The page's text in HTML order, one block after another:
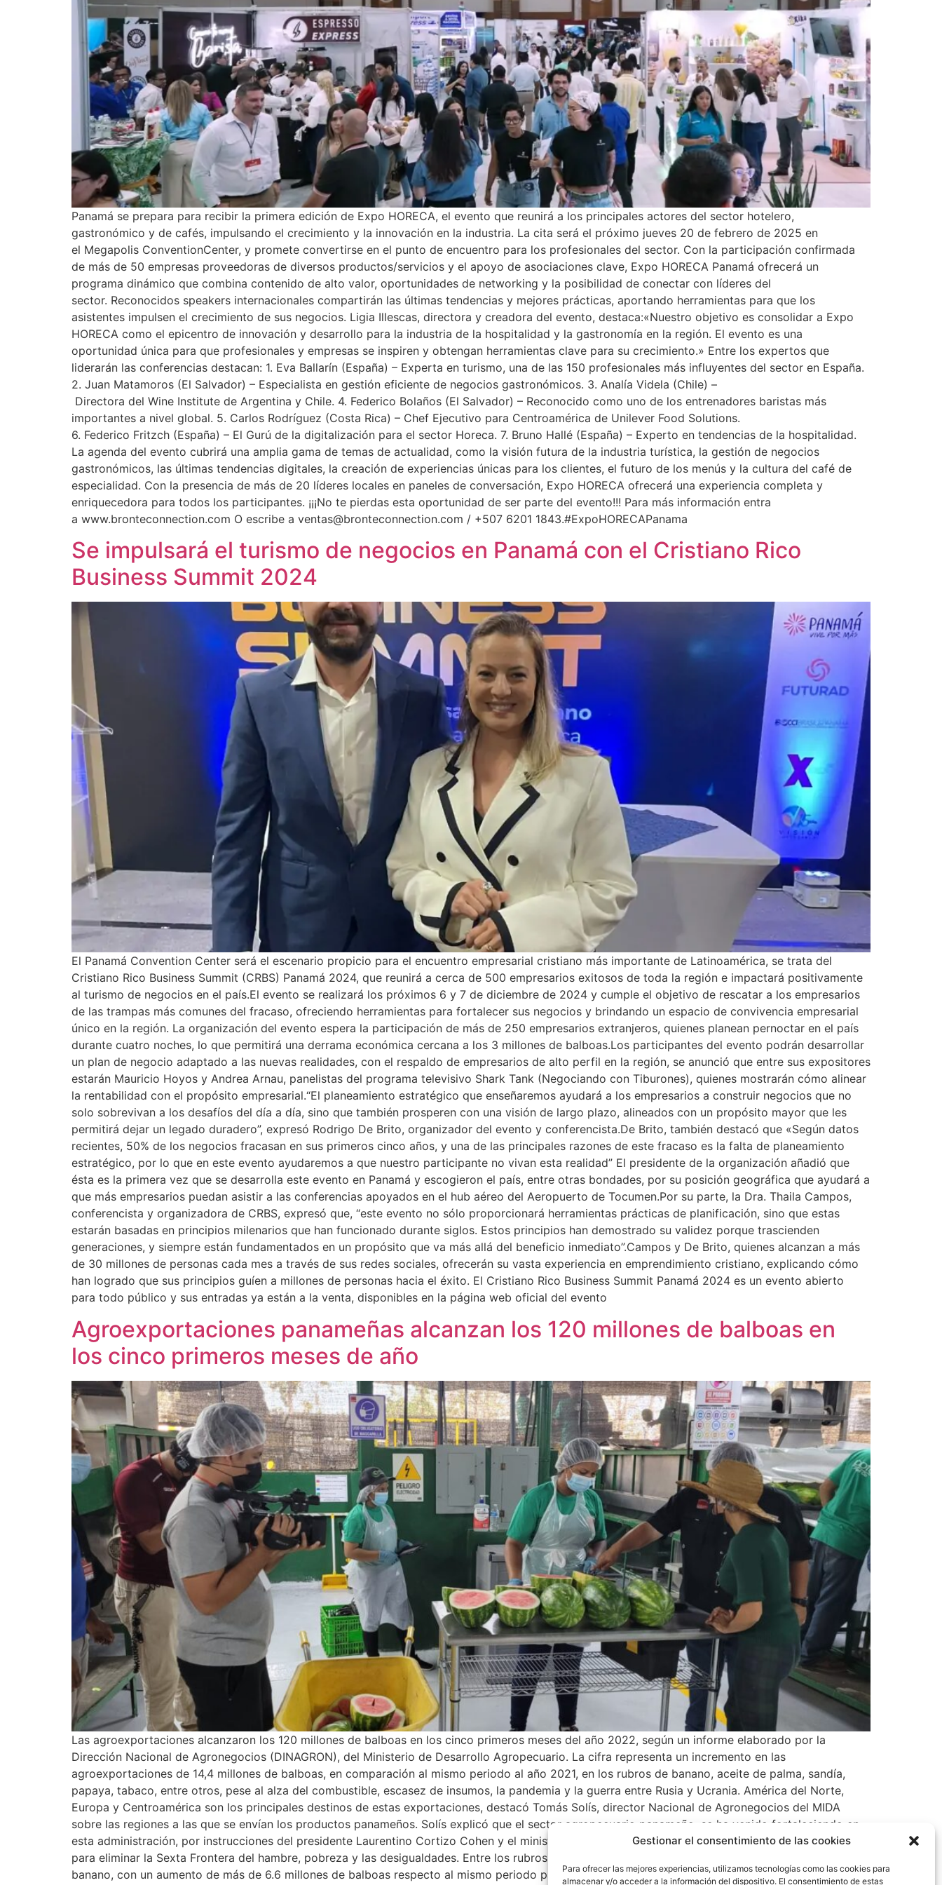
Gestionar el consentimiento de las cookies
Para ofrecer las mejores experiencias, utilizamos tecnologías como las cookies para
almacenar y/o acceder a la información del dispositivo. El consentimiento de estas
Panamá se prepara para recibir la primera edición de Expo HORECA, el evento que reunirá a los principales actores del sector hotelero,
gastronómico y de cafés, impulsando el crecimiento y la innovación en la industria. La cita será el próximo jueves 20 de febrero de 2025 en
el Megapolis ConventionCenter, y promete convertirse en el punto de encuentro para los profesionales del sector. Con la participación confirmada
de más de 50 empresas proveedoras de diversos productos/servicios y el apoyo de asociaciones clave, Expo HORECA Panamá ofrecerá un
programa dinámico que combina contenido de alto valor, oportunidades de networking y la posibilidad de conectar con líderes del
sector. Reconocidos speakers internacionales compartirán las últimas tendencias y mejores prácticas, aportando herramientas para que los
asistentes impulsen el crecimiento de sus negocios. Ligia Illescas, directora y creadora del evento, destaca:«Nuestro objetivo es consolidar a Expo
HORECA como el epicentro de innovación y desarrollo para la industria de la hospitalidad y la gastronomía en la región. El evento es una
oportunidad única para que profesionales y empresas se inspiren y obtengan herramientas clave para su crecimiento.» Entre los expertos que
liderarán las conferencias destacan: 1. Eva Ballarín (España) – Experta en turismo, una de las 150 profesionales más influyentes del sector en España.
2. Juan Matamoros (El Salvador) – Especialista en gestión eficiente de negocios gastronómicos. 3. Analía Videla (Chile) –
Directora del Wine Institute de Argentina y Chile. 4. Federico Bolaños (El Salvador) – Reconocido como uno de los entrenadores baristas más
importantes a nivel global. 5. Carlos Rodríguez (Costa Rica) – Chef Ejecutivo para Centroamérica de Unilever Food Solutions.
6. Federico Fritzch (España) – El Gurú de la digitalización para el sector Horeca. 7. Bruno Hallé (España) – Experto en tendencias de la hospitalidad.
La agenda del evento cubrirá una amplia gama de temas de actualidad, como la visión futura de la industria turística, la gestión de negocios
gastronómicos, las últimas tendencias digitales, la creación de experiencias únicas para los clientes, el futuro de los menús y la cultura del café de
especialidad. Con la presencia de más de 20 líderes locales en paneles de conversación, Expo HORECA ofrecerá una experiencia completa y
enriquecedora para todos los participantes. ¡¡¡No te pierdas esta oportunidad de ser parte del evento!!! Para más información entra
a www.bronteconnection.com O escribe a ventas@bronteconnection.com / +507 6201 1843.#ExpoHORECAPanama
Se impulsará el turismo de negocios en Panamá con el Cristiano Rico
Business Summit 2024
El Panamá Convention Center será el escenario propicio para el encuentro empresarial cristiano más importante de Latinoamérica, se trata del
Cristiano Rico Business Summit (CRBS) Panamá 2024, que reunirá a cerca de 500 empresarios exitosos de toda la región e impactará positivamente
al turismo de negocios en el país.El evento se realizará los próximos 6 y 7 de diciembre de 2024 y cumple el objetivo de rescatar a los empresarios
de las trampas más comunes del fracaso, ofreciendo herramientas para fortalecer sus negocios y brindando un espacio de convivencia empresarial
único en la región. La organización del evento espera la participación de más de 250 empresarios extranjeros, quienes planean pernoctar en el país
durante cuatro noches, lo que permitirá una derrama económica cercana a los 3 millones de balboas.Los participantes del evento podrán desarrollar
un plan de negocio adaptado a las nuevas realidades, con el respaldo de empresarios de alto perfil en la región, se anunció que entre sus expositores
estarán Mauricio Hoyos y Andrea Arnau, panelistas del programa televisivo Shark Tank (Negociando con Tiburones), quienes mostrarán cómo alinear
la rentabilidad con el propósito empresarial.“El planeamiento estratégico que enseñaremos ayudará a los empresarios a construir negocios que no
solo sobrevivan a los desafíos del día a día, sino que también prosperen con una visión de largo plazo, alineados con un propósito mayor que les
permitirá dejar un legado duradero”, expresó Rodrigo De Brito, organizador del evento y conferencista.De Brito, también destacó que «Según datos
recientes, 50% de los negocios fracasan en sus primeros cinco años, y una de las principales razones de este fracaso es la falta de planeamiento
estratégico, por lo que en este evento ayudaremos a que nuestro participante no vivan esta realidad” El presidente de la organización añadió que
ésta es la primera vez que se desarrolla este evento en Panamá y escogieron el país, entre otras bondades, por su posición geográfica que ayudará a
que más empresarios puedan asistir a las conferencias apoyados en el hub aéreo del Aeropuerto de Tocumen.Por su parte, la Dra. Thaila Campos,
conferencista y organizadora de CRBS, expresó que, “este evento no sólo proporcionará herramientas prácticas de planificación, sino que estas
estarán basadas en principios milenarios que han funcionado durante siglos. Estos principios han demostrado su validez porque trascienden
generaciones, y siempre están fundamentados en un propósito que va más allá del beneficio inmediato”.Campos y De Brito, quienes alcanzan a más
de 30 millones de personas cada mes a través de sus redes sociales, ofrecerán su vasta experiencia en emprendimiento cristiano, explicando cómo
han logrado que sus principios guíen a millones de personas hacia el éxito. El Cristiano Rico Business Summit Panamá 2024 es un evento abierto
para todo público y sus entradas ya están a la venta, disponibles en la página web oficial del evento
Agroexportaciones panameñas alcanzan los 120 millones de balboas en
los cinco primeros meses de año
Las agroexportaciones alcanzaron los 120 millones de balboas en los cinco primeros meses del año 2022, según un informe elaborado por la
Dirección Nacional de Agronegocios (DINAGRON), del Ministerio de Desarrollo Agropecuario. La cifra representa un incremento en las
agroexportaciones de 14,4 millones de balboas, en comparación al mismo periodo al año 2021, en los rubros de banano, aceite de palma, sandía,
papaya, tabaco, entre otros, pese al alza del combustible, escasez de insumos, la pandemia y la guerra entre Rusia y Ucrania. América del Norte,
Europa y Centroamérica son los principales destinos de estas exportaciones, destacó Tomás Solís, director Nacional de Agronegocios del MIDA
sobre las regiones a las que se envían los productos panameños. Solís explicó que el sector agropecuario panameño, se ha venido fortaleciendo en
esta administración, por instrucciones del presidente Laurentino Cortizo Cohen y el ministro Valderrama, como uno de objetivos de este Gobierno
para eliminar la Sexta Frontera del hambre, pobreza y las desigualdades. Entre los rubros que ha tenido un incremento en sus exportaciones está el
banano, con un aumento de más de 6.6 millones de balboas respecto al mismo periodo para el año 2021, lo que representa un 12% de incremento. La